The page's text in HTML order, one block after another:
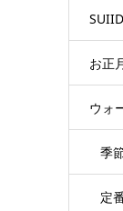
お正
ウォ
季
定